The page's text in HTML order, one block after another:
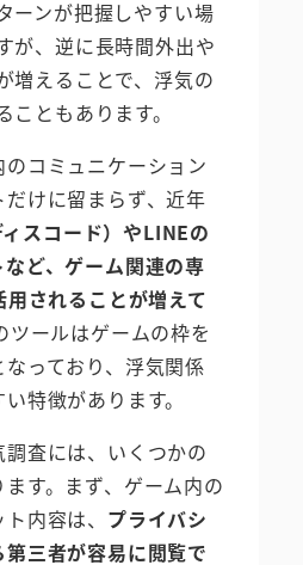
ーンが把握しやすい場
が、逆に長時間外出や
増えることで、浮気の
こともあります。
コミュニケーション
けに留まらず、近年
スコード）やLINEの
ど、ゲーム関連の専
されることが増えて
ツールはゲームの枠を
っており、浮気関係
特徴があります。
査には、いくつかの
す。まず、ゲーム内の
内容は、 プライバシ
三者が容易に閲覧で